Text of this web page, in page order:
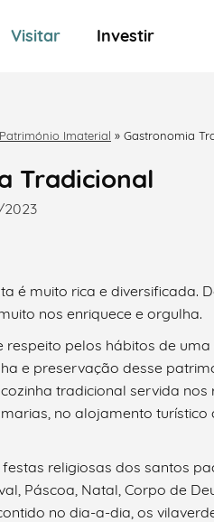
Visitar Investir
Património Imaterial » Gastronomia
Tradicional
é muito rica e diversificada.
nos enriquece e orgulha.
respeito pelos hábitos de
e preservação desse
tradicional servida
no alojamento
religiosas dos santos
Páscoa, Natal, Corpo de
no dia-a-dia, os